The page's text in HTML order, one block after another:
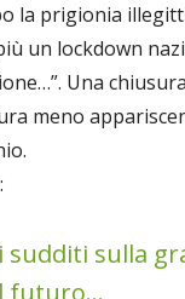
la prigionia
un lockdown
Una
meno
sudditi sulla